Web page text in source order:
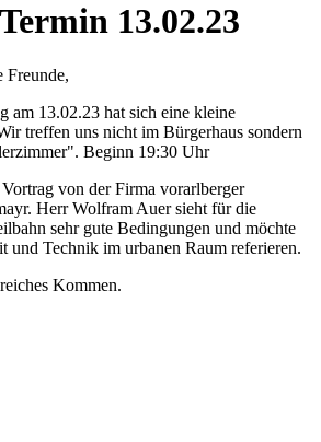
13.02.23
Freunde,
am 13.02.23 hat sich eine kleine
treffen uns nicht im Bürgerhaus sondern
Beginn 19:30 Uhr
von der Firma vorarlberger
Herr Wolfram Auer sieht für die
sehr gute Bedingungen und möchte
und Technik im urbanen Raum referieren.
Kommen.